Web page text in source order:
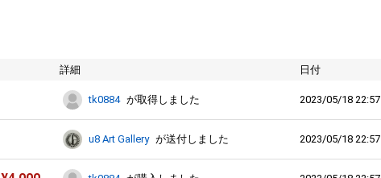
詳細 日付
tk0884 が取得しました 2023/05/18 22:57
u8 Art Gallery が送付しました 2023/05/18 22:57